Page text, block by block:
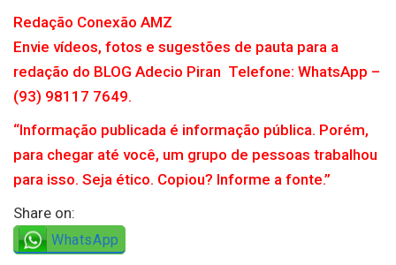
Redação Conexão AMZ
Envie vídeos, fotos e sugestões de pauta para a
redação do BLOG Adecio Piran Telefone: WhatsApp –
(93) 98117 7649.
“Informação publicada é informação pública. Porém,
para chegar até você, um grupo de pessoas trabalhou
para isso. Seja ético. Copiou? Informe a fonte.”
Share on:
WhatsApp